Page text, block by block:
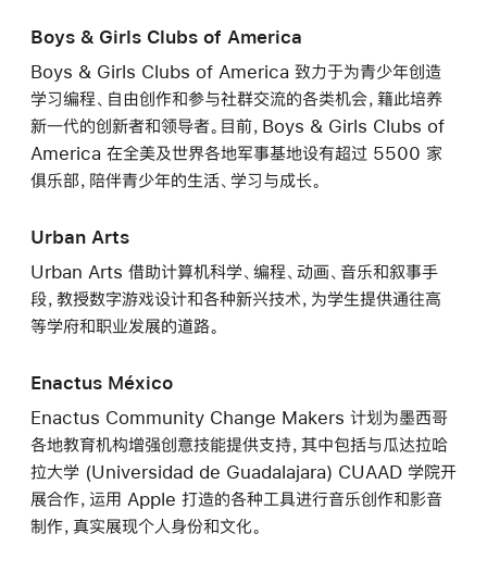
Boys & Girls Clubs of America
Boys & Girls Clubs of America 致力于为青少年创造
学习编程、自由创作和参与社群交流的各类机会，籍此培养
新一代的创新者和领导者。目前，Boys & Girls Clubs of
America 在全美及世界各地军事基地设有超过 5500 家
俱乐部，陪伴青少年的生活、学习与成长。
Urban Arts
Urban Arts 借助计算机科学、编程、动画、音乐和叙事手
段，教授数字游戏设计和各种新兴技术，为学生提供通往高
等学府和职业发展的道路。
Enactus México
Enactus Community Change Makers 计划为墨西哥
各地教育机构增强创意技能提供支持，其中包括与瓜达拉哈
拉大学 (Universidad de Guadalajara) CUAAD 学院开
展合作，运用 Apple 打造的各种工具进行音乐创作和影音
制作，真实展现个人身份和文化。